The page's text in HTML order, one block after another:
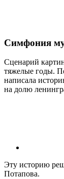
Симфония
Сценарий
тяжелые годы.
написала
на долю
Эту историю
Потапова.